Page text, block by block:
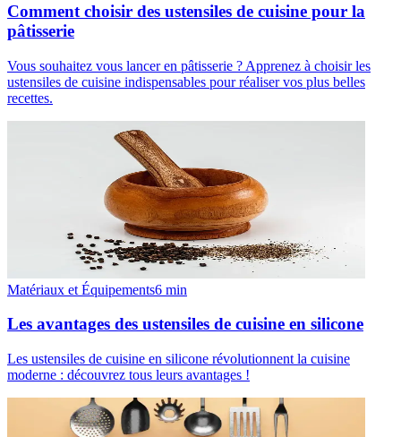
Comment choisir des ustensiles de cuisine pour la
pâtisserie
Vous souhaitez vous lancer en pâtisserie ? Apprenez à choisir les
ustensiles de cuisine indispensables pour réaliser vos plus belles
recettes.
Matériaux et Équipements6 min
Les avantages des ustensiles de cuisine en silicone
Les ustensiles de cuisine en silicone révolutionnent la cuisine
moderne : découvrez tous leurs avantages !